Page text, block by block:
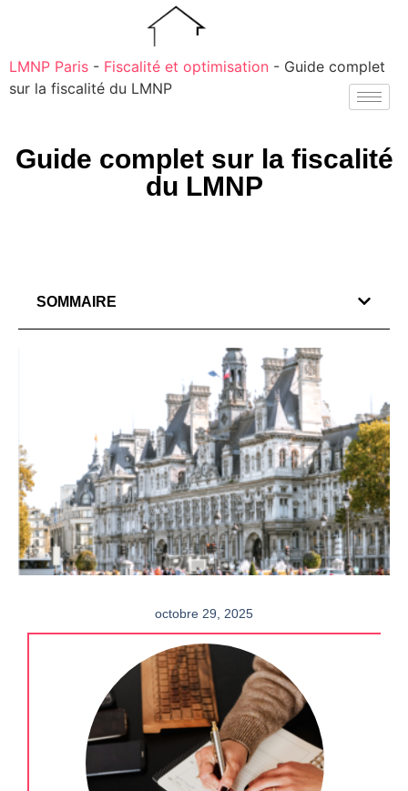
LMNP Paris - Fiscalité et optimisation - Guide complet
sur la fiscalité du LMNP
Guide complet sur la fiscalité
du LMNP
SOMMAIRE
octobre 29, 2025